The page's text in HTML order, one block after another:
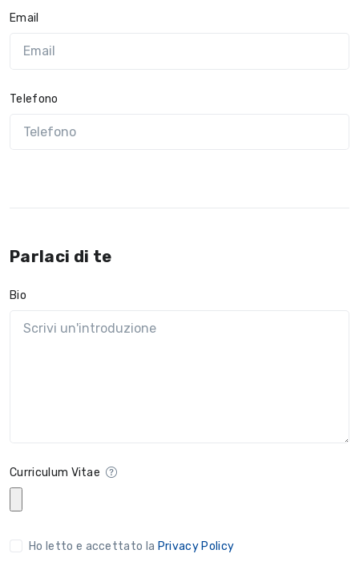
Email
Telefono
Parlaci di te
Bio
Curriculum Vitae
Ho letto e accettato la Privacy Policy